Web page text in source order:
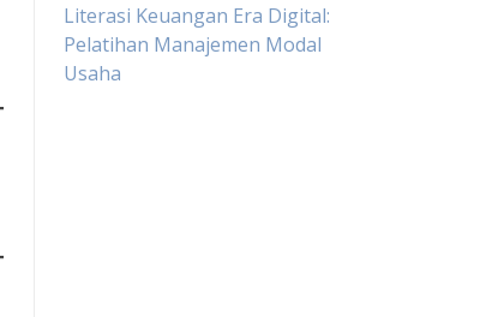
Literasi Keuangan Era Digital:
Pelatihan Manajemen Modal
Usaha